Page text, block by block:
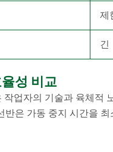
제
긴
성 비교
작업자의 기술과 육체적
반은 가동 중지 시간을